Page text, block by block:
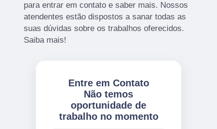
para entrar em contato e saber mais. Nossos
atendentes estão dispostos a sanar todas as
suas dúvidas sobre os trabalhos oferecidos.
Saiba mais!
Entre em Contato
Não temos
oportunidade de
trabalho no momento